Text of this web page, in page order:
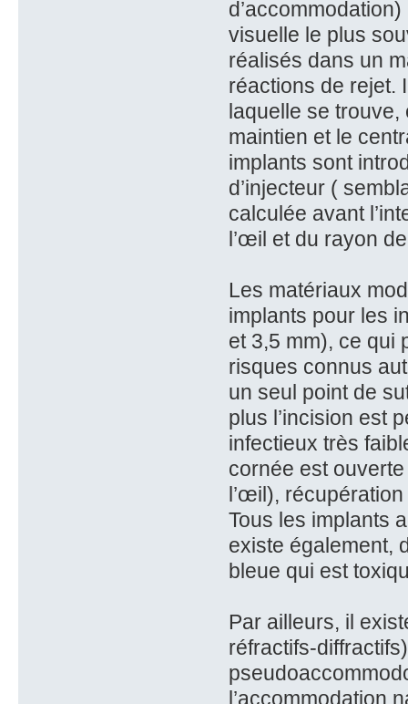
visuelle le plus
réalisés dans un
réactions de rejet.
laquelle se trouve,
maintien et le
implants sont
d’injecteur (
calculée avant
l’œil et du rayon
Les matériaux
implants pour les
et 3,5 mm), ce qui
risques connus
un seul point de
plus l’incision est
infectieux très
cornée est
l’œil),
Tous les implants
existe également,
bleue qui est
Par ailleurs, il
réfractifs-
l’accommodation